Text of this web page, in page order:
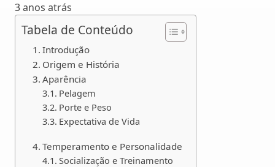
3 anos atrás
Tabela de Conteúdo
Introdução
Origem e História
Aparência
Pelagem
Porte e Peso
Expectativa de Vida
Temperamento e Personalidade
Socialização e Treinamento